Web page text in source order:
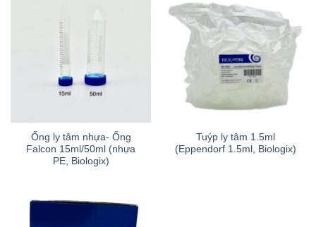
Ống ly tâm nhựa- Ống
Falcon 15ml/50ml (nhựa
PE, Biologix)
Tuýp ly tâm 1.5ml
(Eppendorf 1.5ml, Biologix)